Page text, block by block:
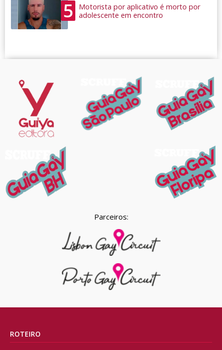
5
Motorista por aplicativo é morto por
adolescente em encontro
Parceiros:
ROTEIRO